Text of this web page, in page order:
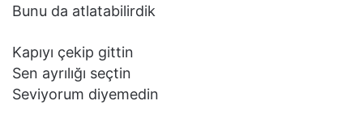
Bunu da atlatabilirdik
Kapıyı çekip gittin
Sen ayrılığı seçtin
Seviyorum diyemedin